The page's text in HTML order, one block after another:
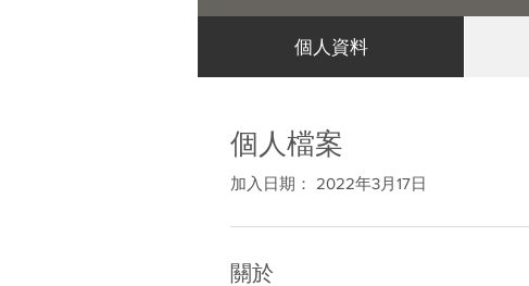
個人檔案
加入日期： 2022年3月17日
關於
個人資料